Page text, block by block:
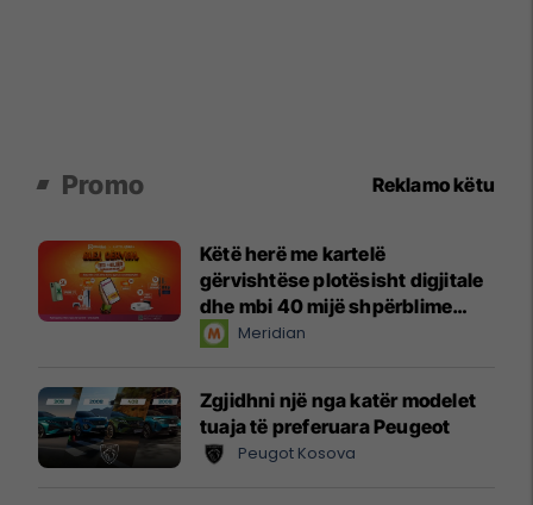
Promo Reklamo këtu
Këtë herë me kartelë
gërvishtëse plotësisht digjitale
dhe mbi 40 mijë shpërblime
instant!Meridian
Zgjidhni një nga katër modelet
tuaja të preferuara Peugeot
Peugot Kosova